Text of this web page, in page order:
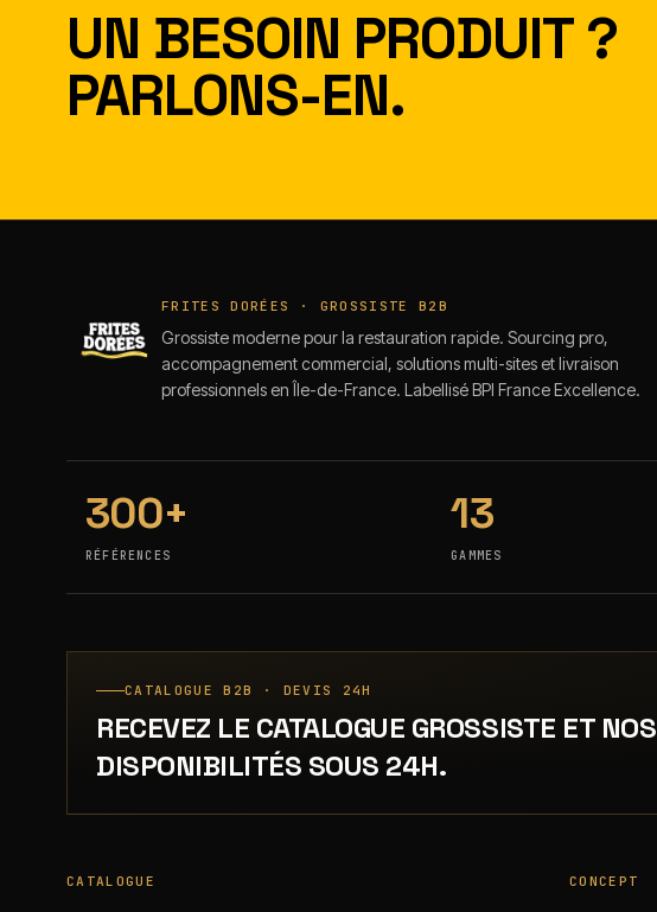
UN BESOIN PRODUIT ?
PARLONS-EN.
FRITES DORÉES · GROSSISTE B2B
Grossiste moderne pour la restauration rapide. Sourcing pro,
accompagnement commercial, solutions multi-sites et livraison
professionnels en Île-de-France. Labellisé BPI France Excellence.
300+
RÉFÉRENCES
13
GAMMES
CATALOGUE B2B · DEVIS 24H
RECEVEZ LE CATALOGUE GROSSISTE ET NOS
DISPONIBILITÉS SOUS 24H.
CATALOGUE CONCEPT